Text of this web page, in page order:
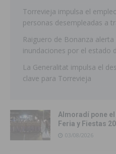
Torrevieja impulsa el
personas desempleadas a
Raiguero de Bonanza
inundaciones por el estado
La Generalitat impulsa el
clave para Torrevieja
Almoradí pone
Feria y Fiestas
03/08/2026